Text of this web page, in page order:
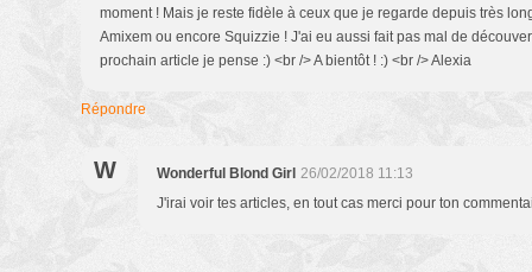
moment ! Mais je reste fidèle à ceux que je regarde depuis très
Amixem ou encore Squizzie ! J'ai eu aussi fait pas mal de
prochain article je pense :) <br /> A bientôt ! :) <br /> Alexia
Répondre
W Wonderful Blond Girl 26/02/2018 11:13
J'irai voir tes articles, en tout cas merci pour ton